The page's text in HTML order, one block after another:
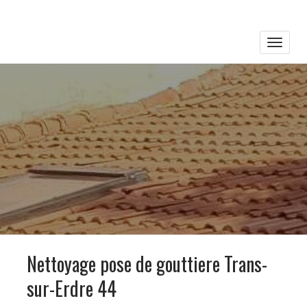
Toggle
Nettoyage pose de gouttiere Trans-
sur-Erdre 44